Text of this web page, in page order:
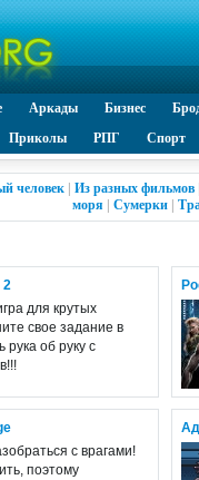
Аркады Бизнес
Приколы РПГ Спорт
человек Из разных фильмов
моря
Сумерки
2
для крутых
свое задание в
рука об руку с
с врагами!
поэтому